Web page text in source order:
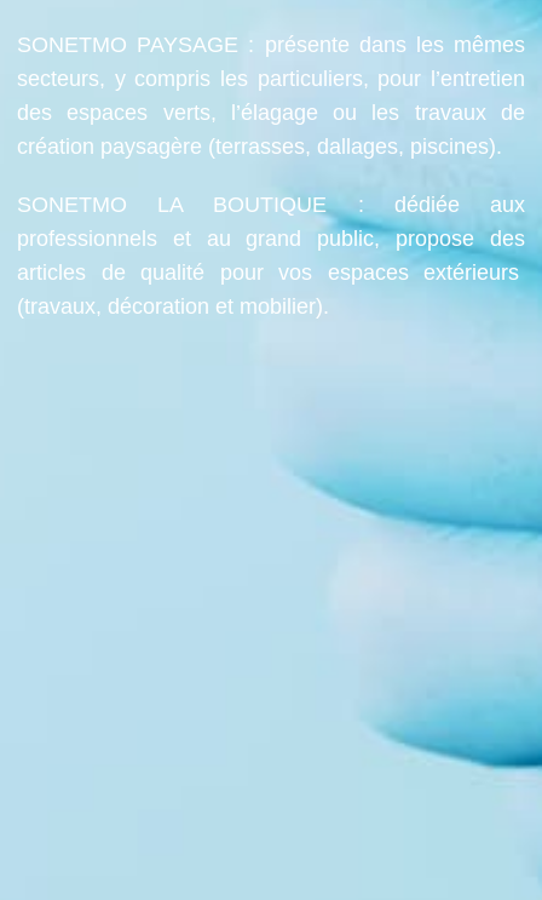
SONETMO PAYSAGE : présente dans les mêmes
secteurs, y compris les particuliers, pour l’entretien
des espaces verts, l’élagage ou les travaux de
création paysagère (terrasses, dallages, piscines).
SONETMO LA BOUTIQUE : dédiée aux
professionnels et au grand public, propose des
articles de qualité pour vos espaces extérieurs
(travaux, décoration et mobilier).